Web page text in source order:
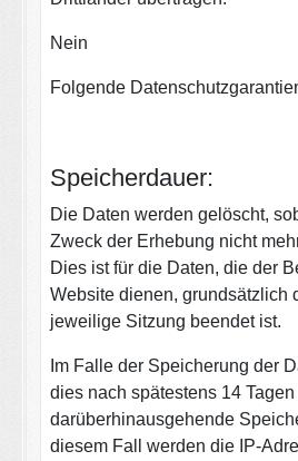
Nein
Folgende
Speicherdauer:
Die Daten werden gelöscht,
Zweck der Erhebung nicht
Dies ist für die Daten, die der
Website dienen, grundsätzlich
jeweilige Sitzung beendet ist.
Im Falle der Speicherung der
dies nach spätestens 14
darüberhinausgehende
diesem Fall werden die IP-